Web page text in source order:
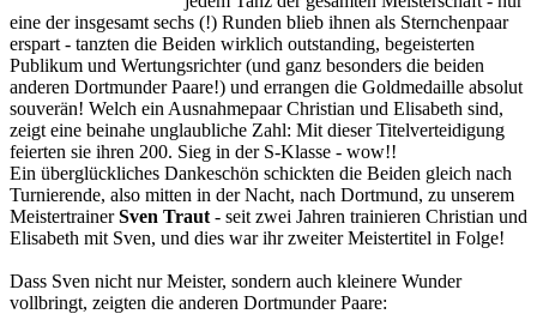
eine der insgesamt sechs (!) Runden blieb ihnen als Sternchenpaar
erspart - tanzten die Beiden wirklich outstanding, begeisterten
Publikum und Wertungsrichter (und ganz besonders die beiden
anderen Dortmunder Paare!) und errangen die Goldmedaille absolut
souverän! Welch ein Ausnahmepaar Christian und Elisabeth sind,
zeigt eine beinahe unglaubliche Zahl: Mit dieser Titelverteidigung
feierten sie ihren 200. Sieg in der S-Klasse - wow!!
Ein überglückliches Dankeschön schickten die Beiden gleich nach
Turnierende, also mitten in der Nacht, nach Dortmund, zu unserem
MeistertrainerSven Traut - seit zwei Jahren trainieren Christian und
Elisabeth mit Sven, und dies war ihr zweiter Meistertitel in Folge!
Dass Sven nicht nur Meister, sondern auch kleinere Wunder
vollbringt, zeigten die anderen Dortmunder Paare: